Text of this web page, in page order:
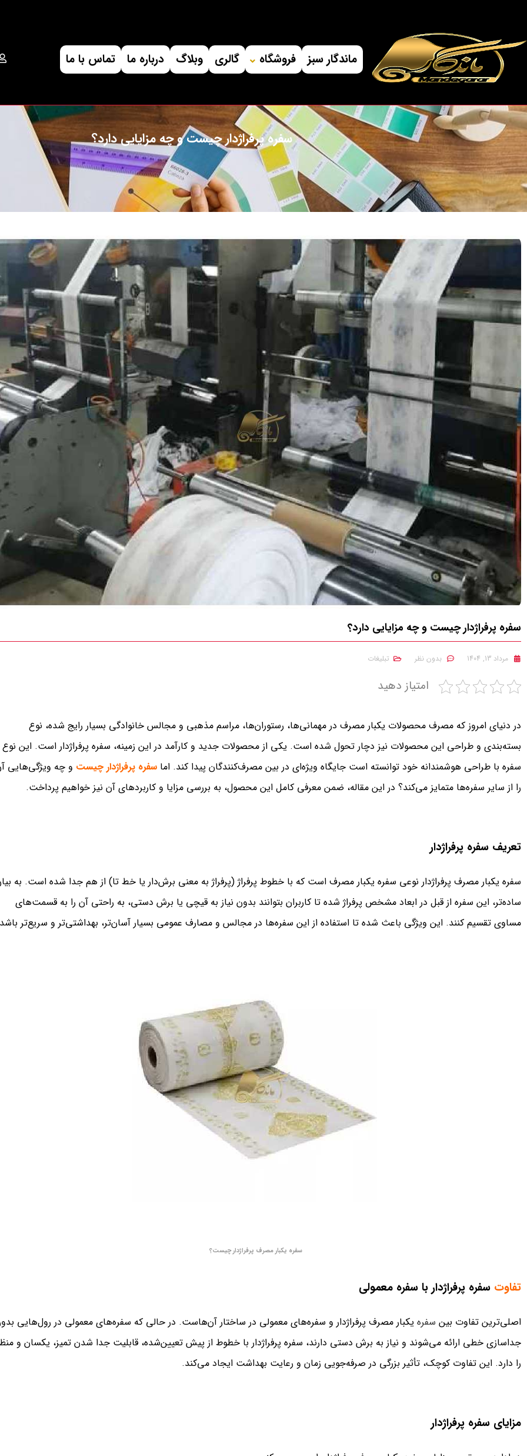
ماندگار سبز فروشگاه گالری وبلاگ درباره ما تماس با ما
سفره پرفراژدار چیست و چه مزایایی دارد؟
سفره پرفراژدار چیست و چه مزایایی دارد؟
مرداد 13, 1404 بدون نظر تبلیغات
امتیاز دهید
در دنیای امروز که مصرف محصولات یکبار مصرف در مهمانی‌ها، رستوران‌ها، مراسم‌ مذهبی و مجالس خانوادگی بسیار رایج شده، نوع
بسته‌بندی و طراحی این محصولات نیز دچار تحول شده است. یکی از محصولات جدید و کارآمد در این زمینه، سفره پرفراژدار است. این نوع
سفره با طراحی هوشمندانه خود توانسته است جایگاه ویژه‌ای در بین مصرف‌کنندگان پیدا کند. اما سفره پرفراژدار چیست و چه ویژگی‌هایی
را از سایر سفره‌ها متمایز می‌کند؟ در این مقاله، ضمن معرفی کامل این محصول، به بررسی مزایا و کاربردهای آن نیز خواهیم پرداخت.
تعریف سفره پرفراژدار
سفره یکبار مصرف پرفراژدار نوعی سفره یکبار مصرف است که با خطوط پرفراژ (پرفراژ به معنی برش‌دار یا خط تا) از هم جدا شده است. به
ساده‌تر، این سفره از قبل در ابعاد مشخص پرفراژ شده تا کاربران بتوانند بدون نیاز به قیچی یا برش دستی، به راحتی آن را به قسمت‌های
مساوی تقسیم کنند. این ویژگی باعث شده تا استفاده از این سفره‌ها در مجالس و مصارف عمومی بسیار آسان‌تر، بهداشتی‌تر و سریع‌تر
سفره یکبار مصرف پرفراژدار چیست؟
تفاوت سفره پرفراژدار با سفره معمولی
اصلی‌ترین تفاوت بین سفره یکبار مصرف پرفراژدار و سفره‌های معمولی در ساختار آن‌هاست. در حالی که سفره‌های معمولی در رول‌هایی
جداسازی خطی ارائه می‌شوند و نیاز به برش دستی دارند، سفره پرفراژدار با خطوط از پیش تعیین‌شده، قابلیت جدا شدن تمیز، یکسان و
را دارد. این تفاوت کوچک، تأثیر بزرگی در صرفه‌جویی زمان و رعایت بهداشت ایجاد می‌کند.
مزایای سفره پرفراژدار